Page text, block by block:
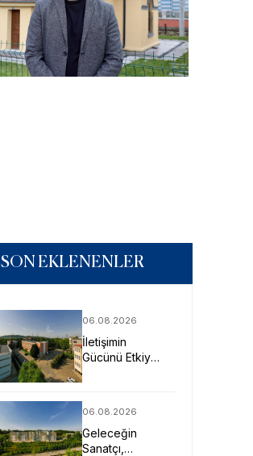
SON EKLENENLER
06.08.2026
İletişimin
Gücünü Etkiye
Yetişiyor
06.08.2026
Geleceğin
Sanatçı,